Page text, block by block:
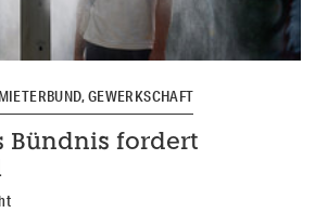
GEWERKSCHAFT
Bündnis fordert